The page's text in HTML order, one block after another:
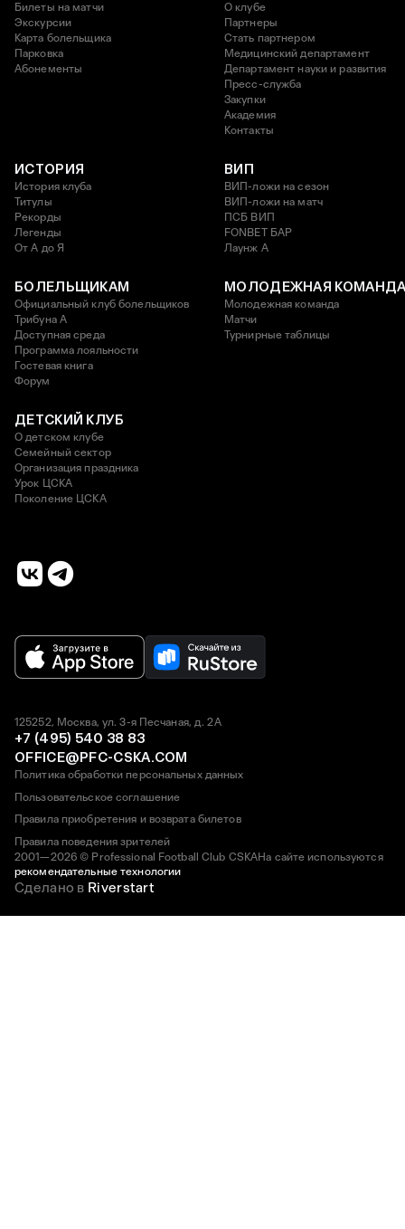
Билеты на матчи
Экскурсии
Карта болельщика
Парковка
Абонементы
О клубе
Партнеры
Стать партнером
Медицинский департамент
Департамент науки и развития
Пресс-служба
Закупки
Академия
Контакты
ИСТОРИЯ
История клуба
Титулы
Рекорды
Легенды
От А до Я
ВИП
ВИП-ложи на сезон
ВИП-ложи на матч
ПСБ ВИП
FONBET БАР
Лаунж A
БОЛЕЛЬЩИКАМ
Официальный клуб болельщиков
Трибуна А
Доступная среда
Программа лояльности
Гостевая книга
Форум
МОЛОДЕЖНАЯ
Молодежная команда
Матчи
Турнирные таблицы
ДЕТСКИЙ КЛУБ
О детском клубе
Семейный сектор
Организация праздника
Урок ЦСКА
Поколение ЦСКА
2001—2026 © Professional Football Club CSKAНа сайте используются
рекомендательные технологии
125252, Москва, ул. 3-я Песчаная, д. 2А
+7 (495) 540 38 83
OFFICE@PFC-CSKA.COM
Политика обработки персональных данных
Пользовательское соглашение
Правила приобретения и возврата билетов
Правила поведения зрителей
Сделано в Riverstart